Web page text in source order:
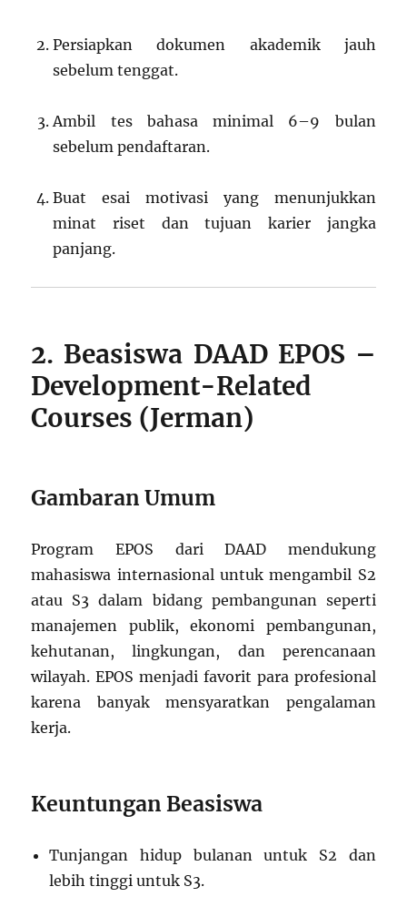
Persiapkan dokumen akademik jauh
sebelum tenggat.
Ambil tes bahasa minimal 6–9 bulan
sebelum pendaftaran.
Buat esai motivasi yang menunjukkan
minat riset dan tujuan karier jangka
panjang.
2. Beasiswa DAAD EPOS –
Development-Related
Courses (Jerman)
Gambaran Umum
Program EPOS dari DAAD mendukung
mahasiswa internasional untuk mengambil S2
atau S3 dalam bidang pembangunan seperti
manajemen publik, ekonomi pembangunan,
kehutanan, lingkungan, dan perencanaan
wilayah. EPOS menjadi favorit para profesional
karena banyak mensyaratkan pengalaman
kerja.
Keuntungan Beasiswa
Tunjangan hidup bulanan untuk S2 dan
lebih tinggi untuk S3.